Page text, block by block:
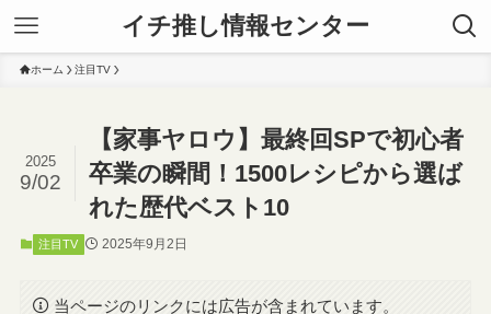
イチ推し情報センター
ホーム 注目TV
【家事ヤロウ】最終回SPで初心者
卒業の瞬間！1500レシピから選ば
れた歴代ベスト10
2025
9/02
注目TV 2025年9月2日
当ページのリンクには広告が含まれています。